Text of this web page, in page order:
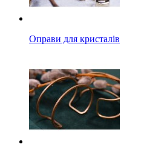
Оправи для кристалів